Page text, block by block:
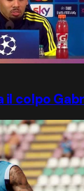
il colpo